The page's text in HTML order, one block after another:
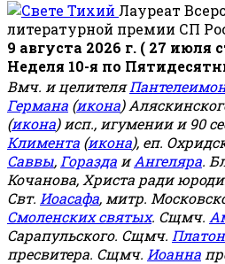
Лауреат
литературной премии СП
9 августа 2026 г. ( 27 июля
Неделя 10-я по
Вмч. и целителя
Германа (икона)
(икона) исп., игумении и 90
Климента (икона), еп.
Саввы, Горазда иАнгеляра.
Кочанова, Христа ради
Свт. Иоасафа, митр.
Смоленских святых. Сщмч.
Сарапульского. Сщмч.
пресвитера. Сщмч. Иоанна